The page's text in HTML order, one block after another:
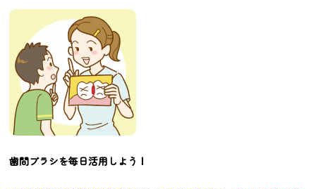
歯間ブラシを毎日活用しよう！